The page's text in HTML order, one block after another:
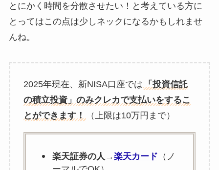
とにかく時間を分散させたい！と考えている方に
とってはこの点は少しネックになるかもしれませ
んね。
2025年現在、新NISA口座では
「投資信託
の積立投資」のみクレカで支払いをするこ
とができます！
（上限は10万円まで）
楽天証券の人 →楽天カード （ノ